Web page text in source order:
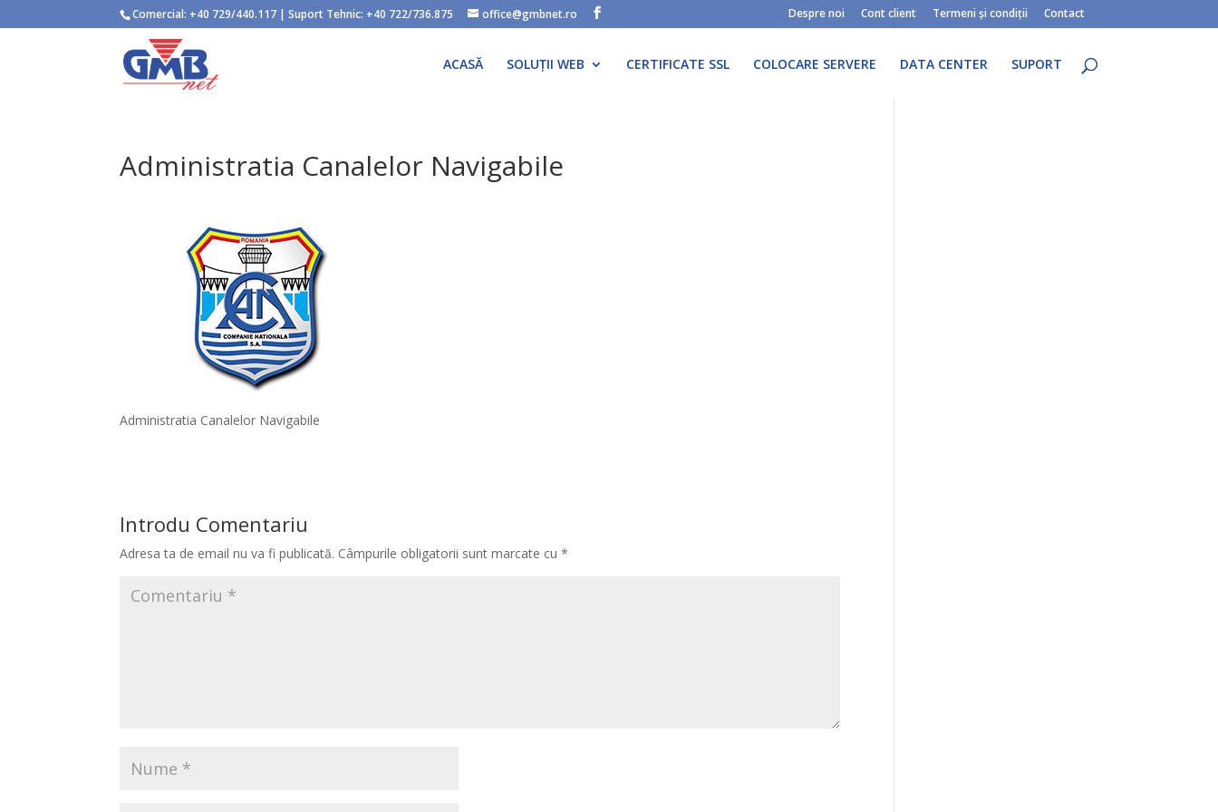
Comercial: +40 729/440.117 | Suport Tehnic: +40 722/736.875 office@gmbnet.ro Despre noi Cont client Termeni și condiții Contact
ACASĂ SOLUȚII WEB CERTIFICATE SSL COLOCARE SERVERE DATA CENTER SUPORT
Administratia Canalelor Navigabile
Administratia Canalelor Navigabile
Introdu Comentariu
Adresa ta de email nu va fi publicată. Câmpurile obligatorii sunt marcate cu *